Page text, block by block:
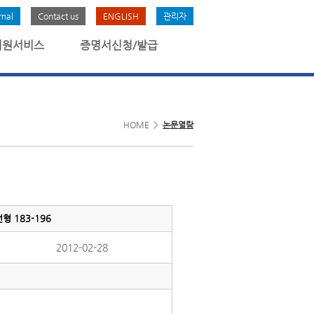
Contact us ENGLISH 관리자
서비스 증명서신청/발급
HOME > 논문열람
형 183-196
2012-02-28